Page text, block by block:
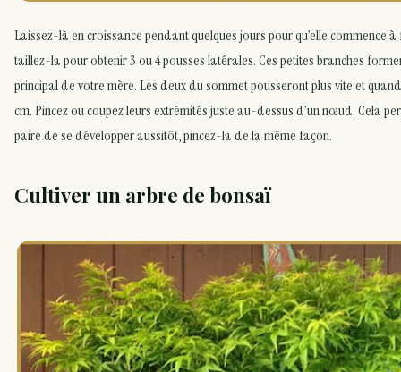
Laissez-là en croissance pendant quelques jours pour qu’elle commence
taillez-la pour obtenir 3 ou 4 pousses latérales. Ces petites branches
principal de votre mère. Les deux du sommet pousseront plus vite et
cm. Pincez ou coupez leurs extrémités juste au-dessus d’un nœud. Cela
paire de se développer aussitôt, pincez-la de la même façon.
Cultiver un arbre de bonsaï